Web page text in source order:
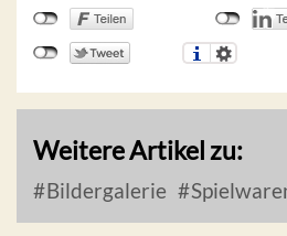
Weitere Artikel zu:
Bildergalerie